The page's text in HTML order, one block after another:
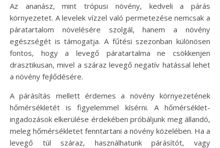
Az ananász, mint trópusi növény, kedveli a párás
környezetet. A levelek vízzel való permetezése nemcsak a
páratartalom növelésére szolgál, hanem a növény
egészségét is támogatja. A fűtési szezonban különösen
fontos, hogy a levegő páratartalma ne csökkenjen
drasztikusan, mivel a száraz levegő negatív hatással lehet
a növény fejlődésére.
A párásítás mellett érdemes a növény környezetének
hőmérsékletét is figyelemmel kísérni. A hőmérséklet-
ingadozások elkerülése érdekében próbáljunk meg állandó,
meleg hőmérsékletet fenntartani a növény közelében. Ha a
levegő túl száraz, használhatunk párásítót, vagy